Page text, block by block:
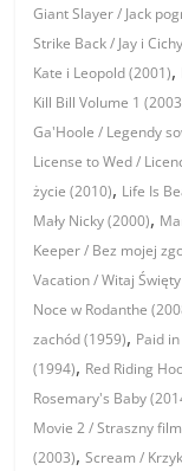
Giant Slayer / Jack
Strike Back / Jay i
Kate i Leopold (2001),
Kill Bill Volume 1
Ga'Hoole / Legendy
License to Wed /
życie (2010), Life Is
Mały Nicky (2000),
Keeper / Bez mojej
Vacation / Witaj
Noce w Rodanthe
zachód (1959), Paid
(1994), Red Riding
Rosemary's Baby
Movie 2 / Straszny
(2003),Scream /